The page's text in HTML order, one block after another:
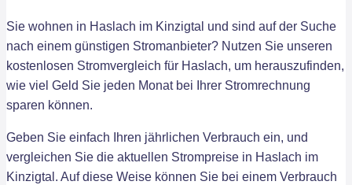
Sie wohnen in Haslach im Kinzigtal und sind auf der Suche
nach einem günstigen Stromanbieter? Nutzen Sie unseren
kostenlosen Stromvergleich für Haslach, um herauszufinden,
wie viel Geld Sie jeden Monat bei Ihrer Stromrechnung
sparen können.
Geben Sie einfach Ihren jährlichen Verbrauch ein, und
vergleichen Sie die aktuellen Strompreise in Haslach im
Kinzigtal. Auf diese Weise können Sie bei einem Verbrauch